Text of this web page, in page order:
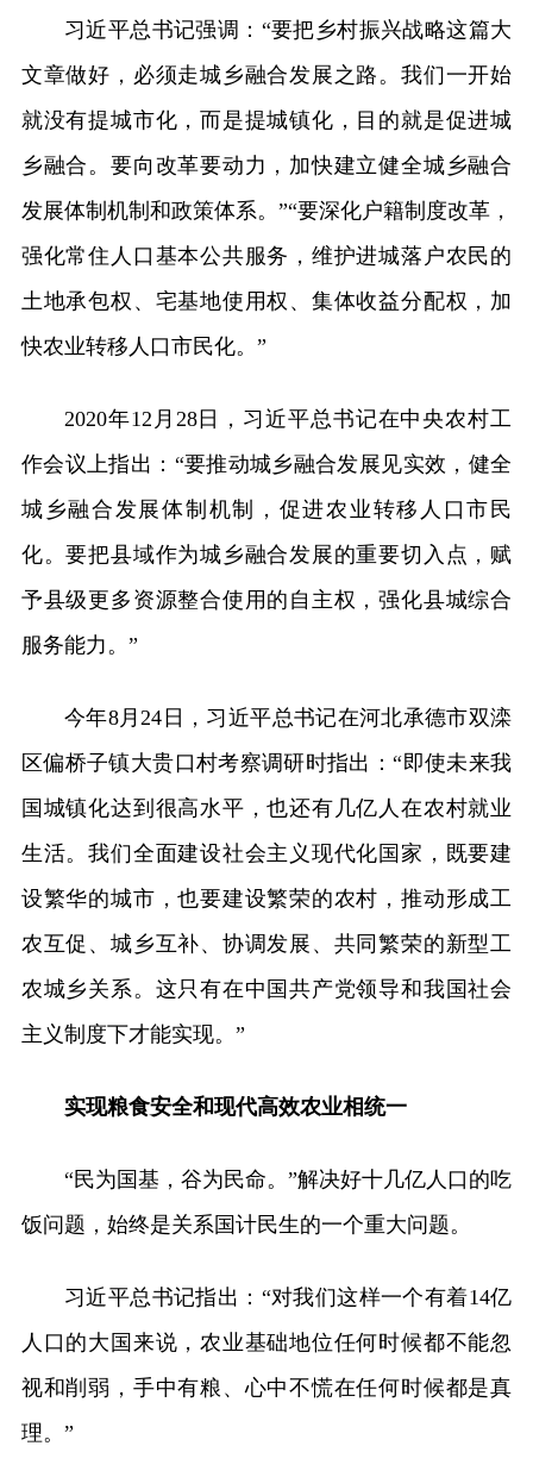
习近平总书记强调：“要把乡村振兴战略这篇大
文章做好，必须走城乡融合发展之路。我们一开始
就没有提城市化，而是提城镇化，目的就是促进城
乡融合。要向改革要动力，加快建立健全城乡融合
发展体制机制和政策体系。”“要深化户籍制度改革，
强化常住人口基本公共服务，维护进城落户农民的
土地承包权、宅基地使用权、集体收益分配权，加
快农业转移人口市民化。”
2020年12月28日，习近平总书记在中央农村工
作会议上指出：“要推动城乡融合发展见实效，健全
城乡融合发展体制机制，促进农业转移人口市民
化。要把县域作为城乡融合发展的重要切入点，赋
予县级更多资源整合使用的自主权，强化县城综合
服务能力。”
今年8月24日，习近平总书记在河北承德市双滦
区偏桥子镇大贵口村考察调研时指出：“即使未来我
国城镇化达到很高水平，也还有几亿人在农村就业
生活。我们全面建设社会主义现代化国家，既要建
设繁华的城市，也要建设繁荣的农村，推动形成工
农互促、城乡互补、协调发展、共同繁荣的新型工
农城乡关系。这只有在中国共产党领导和我国社会
主义制度下才能实现。”
实现粮食安全和现代高效农业相统一
“民为国基，谷为民命。”解决好十几亿人口的吃
饭问题，始终是关系国计民生的一个重大问题。
习近平总书记指出：“对我们这样一个有着14亿
人口的大国来说，农业基础地位任何时候都不能忽
视和削弱，手中有粮、心中不慌在任何时候都是真
理。”